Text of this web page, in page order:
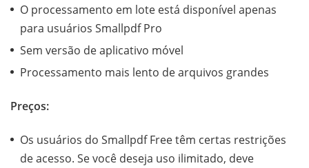
O processamento em lote está disponível apenas
para usuários Smallpdf Pro
Sem versão de aplicativo móvel
Processamento mais lento de arquivos grandes
Preços:
Os usuários do Smallpdf Free têm certas restrições
de acesso. Se você deseja uso ilimitado, deve